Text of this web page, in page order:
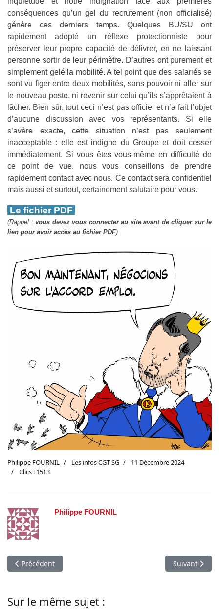
conséquences qu’un gel du recrutement (non officialisé)
génère ces derniers temps. Quelques BU/SU ont
rapidement adopté un réflexe protectionniste pour
préserver leur propre capacité de délivrer, en ne laissant
personne sortir de leur périmètre. D’autres ont purement et
simplement gelé la mobilité. A tel point que des salariés se
sont vu figer entre deux mobilités, sans pouvoir ni aller sur
le nouveau poste, ni revenir sur celui qu’ils s’apprêtaient à
lâcher. Bien sûr, tout ceci n’est pas officiel et n’a fait l’objet
d’aucune discussion avec vos représentants. Si elle
s’avère exacte, cette situation n’est pas seulement
inacceptable : elle est indigne du Groupe et doit cesser
immédiatement. Si vous êtes vous-même en difficulté de
ce point de vue, nous vous conseillons de prendre
rapidement contact avec nous. Ce contact sera confidentiel
mais aussi et surtout, certainement salutaire pour vous.
Le fichier PDF
(Rappel : vous devez vous connecter au site avant de cliquer sur le
lien pour avoir accès au fichier PDF)
Philippe FOURNIL Les infos CGT SG
11 Décembre 2024
Clics : 1513
Philippe FOURNIL
Article précédent : Les infos du 11 Décembre 2024 : NAO
Précédent Article
Suivant
Sur le même sujet :